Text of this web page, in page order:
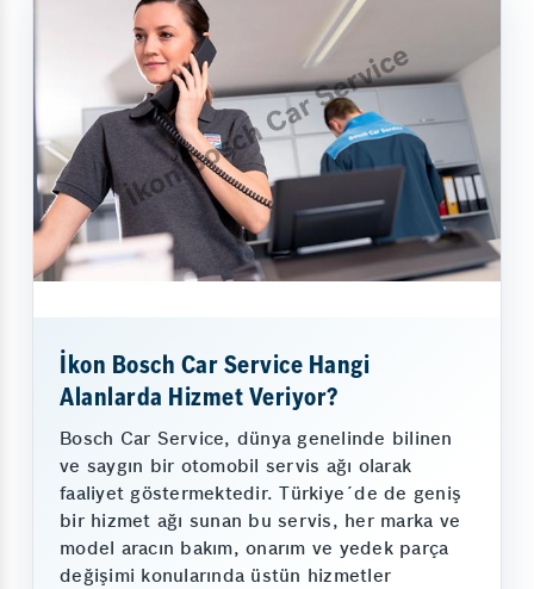
İkon Bosch Car Service Hangi
Alanlarda Hizmet Veriyor?
Bosch Car Service, dünya genelinde bilinen
ve saygın bir otomobil servis ağı olarak
faaliyet göstermektedir. Türkiye´de de geniş
bir hizmet ağı sunan bu servis, her marka ve
model aracın bakım, onarım ve yedek parça
değişimi konularında üstün hizmetler